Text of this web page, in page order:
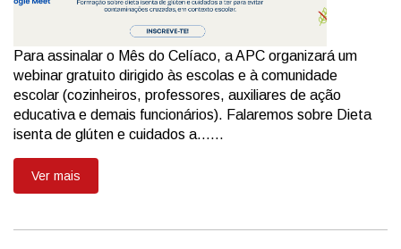
Para assinalar o Mês do Celíaco, a APC organizará um
webinar gratuito dirigido às escolas e à comunidade
escolar (cozinheiros, professores, auxiliares de ação
educativa e demais funcionários). Falaremos sobre Dieta
isenta de glúten e cuidados a......
Ver mais